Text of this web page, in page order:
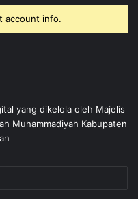
account info.
yang dikelola oleh Majelis
Muhammadiyah Kabupaten